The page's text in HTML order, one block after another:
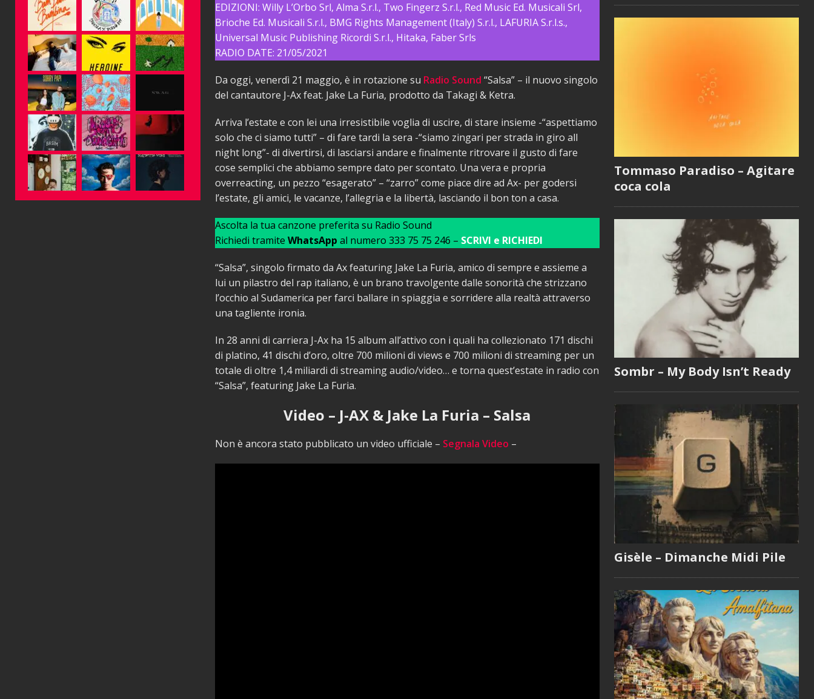
EDIZIONI: Willy L’Orbo Srl, Alma S.r.l., Two Fingerz S.r.l., Red Music Ed. Musicali Srl,
Brioche Ed. Musicali S.r.l., BMG Rights Management (Italy) S.r.l., LAFURIA S.r.l.s.,
Universal Music Publishing Ricordi S.r.l., Hitaka, Faber Srls
RADIO DATE: 21/05/2021
Da oggi, venerdì 21 maggio, è in rotazione su Radio Sound “Salsa” – il nuovo singolo
del cantautore J-Ax feat. Jake La Furia, prodotto da Takagi & Ketra.
Arriva l’estate e con lei una irresistibile voglia di uscire, di stare insieme -“aspettiamo
solo che ci siamo tutti” – di fare tardi la sera -“siamo zingari per strada in giro all
night long”- di divertirsi, di lasciarsi andare e finalmente ritrovare il gusto di fare
cose semplici che abbiamo sempre dato per scontato. Una vera e propria
overreacting, un pezzo “esagerato” – “zarro” come piace dire ad Ax- per godersi
l’estate, gli amici, le vacanze, l’allegria e la libertà, lasciando il bon ton a casa.
Ascolta la tua canzone preferita su Radio Sound
Richiedi tramite WhatsApp al numero 333 75 75 246 – SCRIVI e RICHIEDI
“Salsa”, singolo firmato da Ax featuring Jake La Furia, amico di sempre e assieme a
lui un pilastro del rap italiano, è un brano travolgente dalle sonorità che strizzano
l’occhio al Sudamerica per farci ballare in spiaggia e sorridere alla realtà attraverso
una tagliente ironia.
In 28 anni di carriera J-Ax ha 15 album all’attivo con i quali ha collezionato 171 dischi
di platino, 41 dischi d’oro, oltre 700 milioni di views e 700 milioni di streaming per un
totale di oltre 1,4 miliardi di streaming audio/video… e torna quest’estate in radio con
“Salsa”, featuring Jake La Furia.
Video – J-AX & Jake La Furia – Salsa
Non è ancora stato pubblicato un video ufficiale – Segnala Video –
Tommaso Paradiso – Agitare
coca cola
Sombr – My Body Isn’t Ready
Gisèle – Dimanche Midi Pile